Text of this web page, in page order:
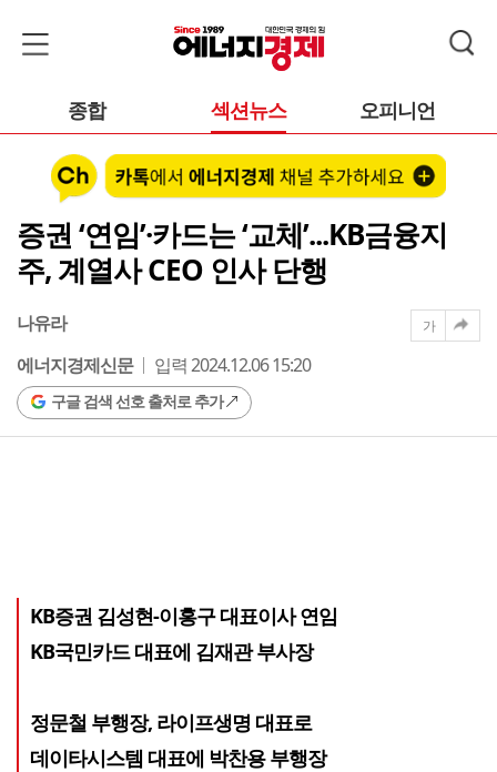
종합 섹션뉴스 오피니언
증권 ‘연임’·카드는 ‘교체’...KB금융지
주, 계열사 CEO 인사 단행
나유라
에너지경제신문
입력 2024.12.06 15:20
구글 검색 선호 출처로 추가
가
KB증권 김성현-이홍구 대표이사 연임
KB국민카드 대표에 김재관 부사장
정문철 부행장, 라이프생명 대표로
데이타시스템 대표에 박찬용 부행장